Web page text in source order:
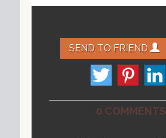
SEND TO FRIEND
0 COMMENTS